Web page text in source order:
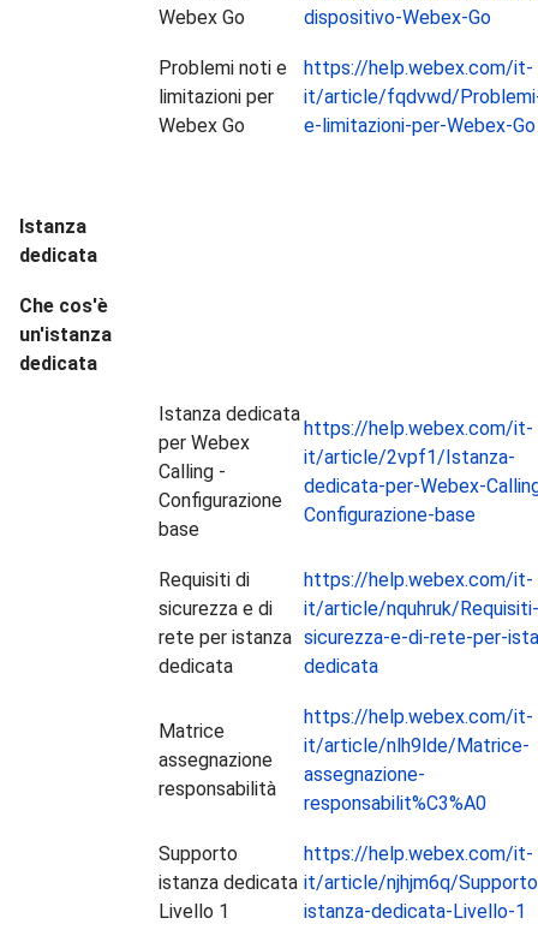
Webex Go
dispositivo-Webex-Go
Problemi noti e
limitazioni per
Webex Go
https://help.webex.com/it-
it/article/fqdvwd/
e-limitazioni-per-Webex-Go
Istanza
dedicata
Che cos'è
un'istanza
dedicata
Istanza dedicata
per Webex
Calling -
Configurazione
base
https://help.webex.com/it-
it/article/2vpf1/Istanza-
dedicata-per-Webex-
Configurazione-base
Requisiti di
sicurezza e di
rete per istanza
dedicata
https://help.webex.com/it-
it/article/nquhruk/
sicurezza-e-di-rete-per-
dedicata
Matrice
assegnazione
responsabilità
https://help.webex.com/it-
it/article/nlh9lde/Matrice-
assegnazione-
responsabilit%C3%A0
Supporto
istanza dedicata
Livello 1
https://help.webex.com/it-
it/article/njhjm6q/
istanza-dedicata-Livello-1